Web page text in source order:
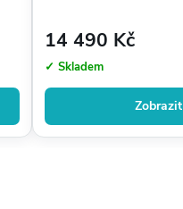
14 490 Kč
✓ Skladem
Zobrazit